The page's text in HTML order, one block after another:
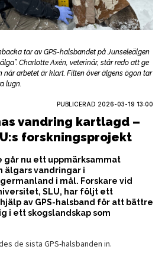
tar av GPS-halsbandet på Junseleälgen
Charlotte Axén, veterinär, står redo att ge
när arbetet är klart. Filten över älgens ögon tar
lugn.
PUBLICERAD 2026-03-19 13:00
vandring kartlagd –
forskningsprojekt
går nu ett uppmärksammat
älgars vandringar i
i mål. Forskare vid
SLU, har följt ett
av GPS-halsband för att bättre
i ett skogslandskap som
de sista GPS-halsbanden in.